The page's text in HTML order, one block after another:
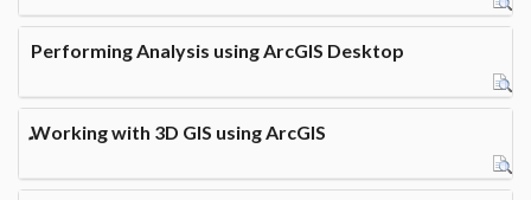
Performing Analysis using ArcGIS Desktop
ًWorking with 3D GIS using ArcGIS